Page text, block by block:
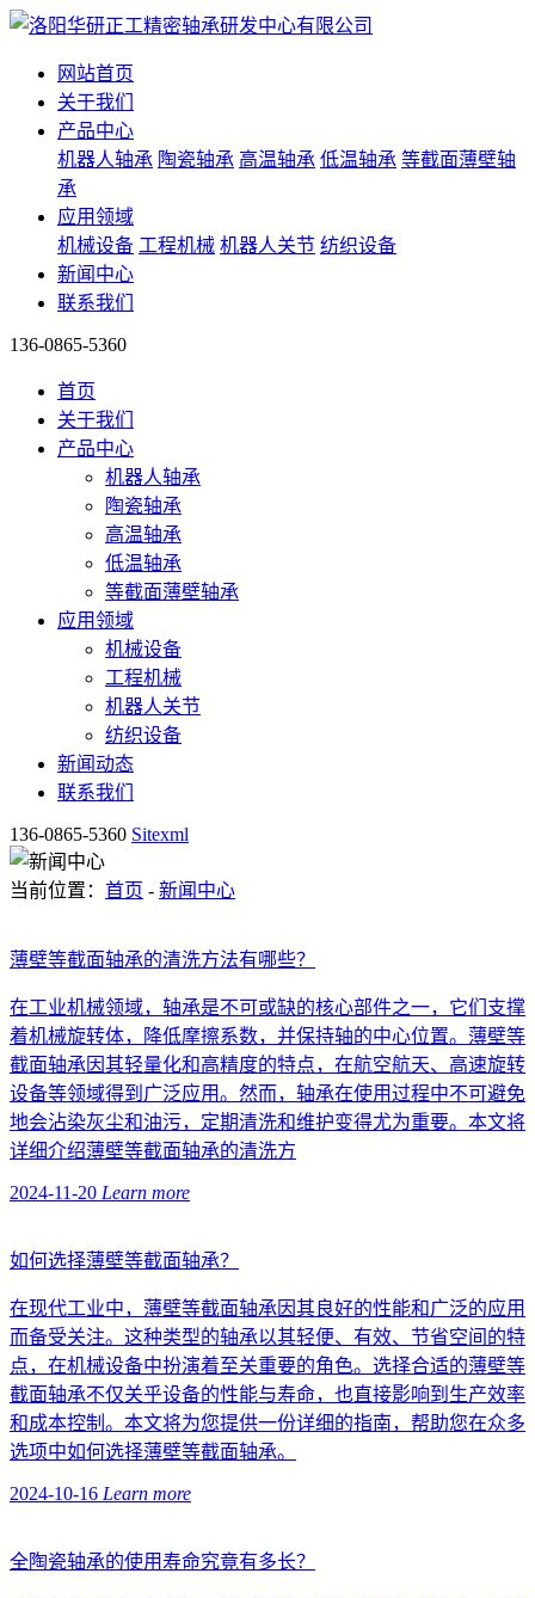
网站首页
关于我们
产品中心
机器人轴承 陶瓷轴承 高温轴承 低温轴承 等截面薄壁轴
承
应用领域
机械设备 工程机械 机器人关节 纺织设备
新闻中心
联系我们
136-0865-5360
首页
关于我们
产品中心
机器人轴承
陶瓷轴承
高温轴承
低温轴承
等截面薄壁轴承
应用领域
机械设备
工程机械
机器人关节
纺织设备
新闻动态
联系我们
136-0865-5360 Sitexml
当前位置： 首页 - 新闻中心
薄壁等截面轴承的清洗方法有哪些？
在工业机械领域，轴承是不可或缺的核心部件之一，它们支撑
着机械旋转体，降低摩擦系数，并保持轴的中心位置。薄壁等
截面轴承因其轻量化和高精度的特点，在航空航天、高速旋转
设备等领域得到广泛应用。然而，轴承在使用过程中不可避免
地会沾染灰尘和油污，定期清洗和维护变得尤为重要。本文将
详细介绍薄壁等截面轴承的清洗方
2024-11-20 Learn more
如何选择薄壁等截面轴承？
在现代工业中，薄壁等截面轴承因其良好的性能和广泛的应用
而备受关注。这种类型的轴承以其轻便、有效、节省空间的特
点，在机械设备中扮演着至关重要的角色。选择合适的薄壁等
截面轴承不仅关乎设备的性能与寿命，也直接影响到生产效率
和成本控制。本文将为您提供一份详细的指南，帮助您在众多
选项中如何选择薄壁等截面轴承。
2024-10-16 Learn more
全陶瓷轴承的使用寿命究竟有多长？